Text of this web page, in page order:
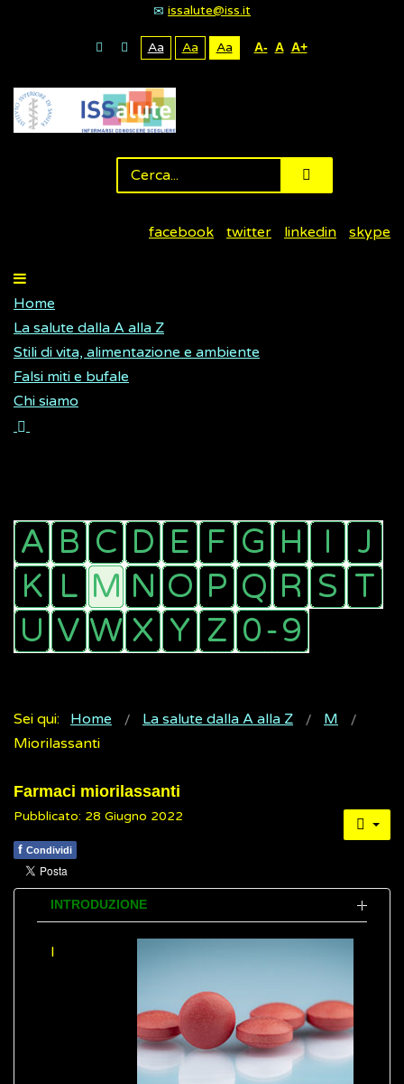
issalute@iss.it
Aa Aa Aa A- A A+
facebook twitter linkedin skype
Home
La salute dalla A alla Z
Stili di vita, alimentazione e ambiente
Falsi miti e bufale
Chi siamo
Sei qui: Home La salute dalla A alla Z
M
Miorilassanti
Farmaci miorilassanti
Pubblicato: 28 Giugno 2022
f Condividi
INTRODUZIONE
I